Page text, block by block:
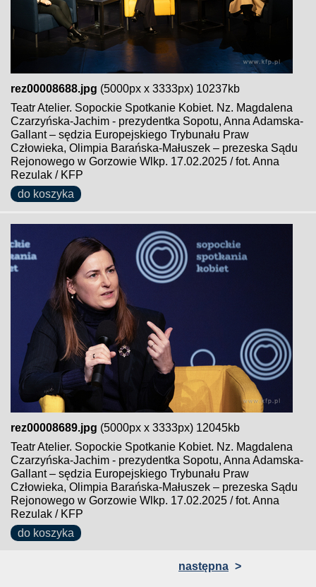
rez00008688.jpg (5000px x 3333px) 10237kb
Teatr Atelier. Sopockie Spotkanie Kobiet. Nz. Magdalena
Czarzyńska-Jachim - prezydentka Sopotu, Anna Adamska-
Gallant – sędzia Europejskiego Trybunału Praw
Człowieka, Olimpia Barańska-Małuszek – prezeska Sądu
Rejonowego w Gorzowie Wlkp. 17.02.2025 / fot. Anna
Rezulak / KFP
do koszyka
rez00008689.jpg (5000px x 3333px) 12045kb
Teatr Atelier. Sopockie Spotkanie Kobiet. Nz. Magdalena
Czarzyńska-Jachim - prezydentka Sopotu, Anna Adamska-
Gallant – sędzia Europejskiego Trybunału Praw
Człowieka, Olimpia Barańska-Małuszek – prezeska Sądu
Rejonowego w Gorzowie Wlkp. 17.02.2025 / fot. Anna
Rezulak / KFP
do koszyka
następna >